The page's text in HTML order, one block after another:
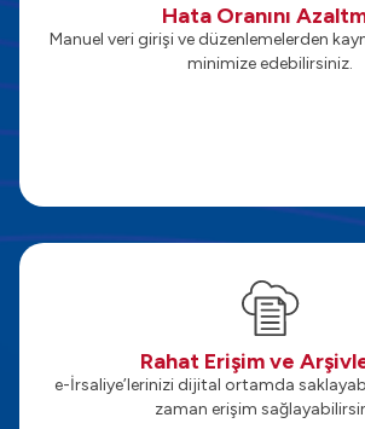
Hata Oranını
Manuel veri girişi ve düzenlemelerden
minimize edebilirsiniz.
Rahat Erişim ve
e-İrsaliye’lerinizi dijital ortamda
zaman erişim